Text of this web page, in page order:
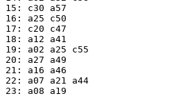
15: c30 a57
16: a25 c50
17: c20 c47
18: a12 a41
19: a02 a25 c55
20: a27 a49
21: a16 a46
22: a07 a21 a44
23: a08 a19